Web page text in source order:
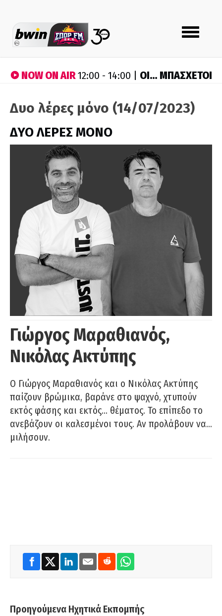
Toggle
navigation
NOW ON AIR12:00 - 14:00 | ΟΙ… ΜΠΑΣΧΕΤΟΙ
Δυο λέρες μόνο (14/07/2023)
ΔΥΟ ΛΕΡΕΣ ΜΟΝΟ
Γιώργος Μαραθιανός,
Νικόλας Ακτύπης
Ο Γιώργος Μαραθιανός και ο Νικόλας Ακτύπης
παίζουν βρώμικα, βαράνε στο ψαχνό, χτυπούν
εκτός φάσης και εκτός… θέματος. Το επίπεδο το
ανεβάζουν οι καλεσμένοι τους. Αν προλάβουν να…
μιλήσουν.
Προηγούμενα Ηχητικά Εκπομπής